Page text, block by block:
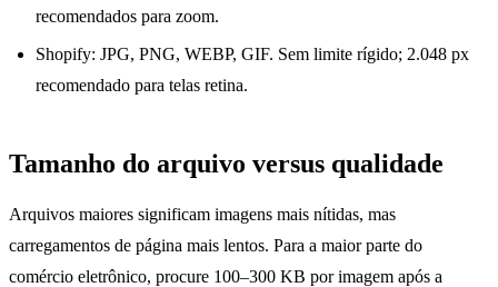
recomendados para zoom.
Shopify: JPG, PNG, WEBP, GIF. Sem limite rígido; 2.048 px
recomendado para telas retina.
Tamanho do arquivo versus qualidade
Arquivos maiores significam imagens mais nítidas, mas
carregamentos de página mais lentos. Para a maior parte do
comércio eletrônico, procure 100–300 KB por imagem após a